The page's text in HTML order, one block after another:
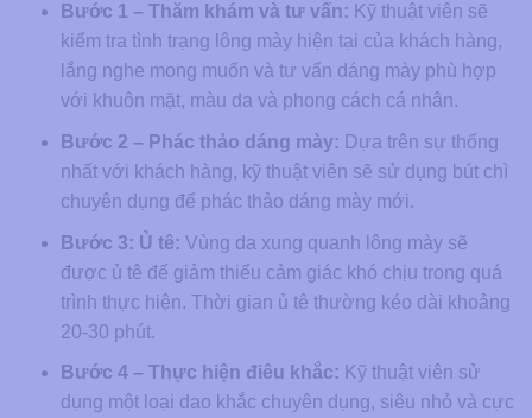
Bước 1 – Thăm khám và tư vấn: Kỹ thuật viên sẽ
kiểm tra tình trạng lông mày hiện tại của khách hàng,
lắng nghe mong muốn và tư vấn dáng mày phù hợp
với khuôn mặt, màu da và phong cách cá nhân.
Bước 2 – Phác thảo dáng mày: Dựa trên sự thống
nhất với khách hàng, kỹ thuật viên sẽ sử dụng bút chì
chuyên dụng để phác thảo dáng mày mới.
Bước 3: Ủ tê: Vùng da xung quanh lông mày sẽ
được ủ tê để giảm thiểu cảm giác khó chịu trong quá
trình thực hiện. Thời gian ủ tê thường kéo dài khoảng
20-30 phút.
Bước 4 – Thực hiện điêu khắc: Kỹ thuật viên sử
dụng một loại dao khắc chuyên dụng, siêu nhỏ và cực